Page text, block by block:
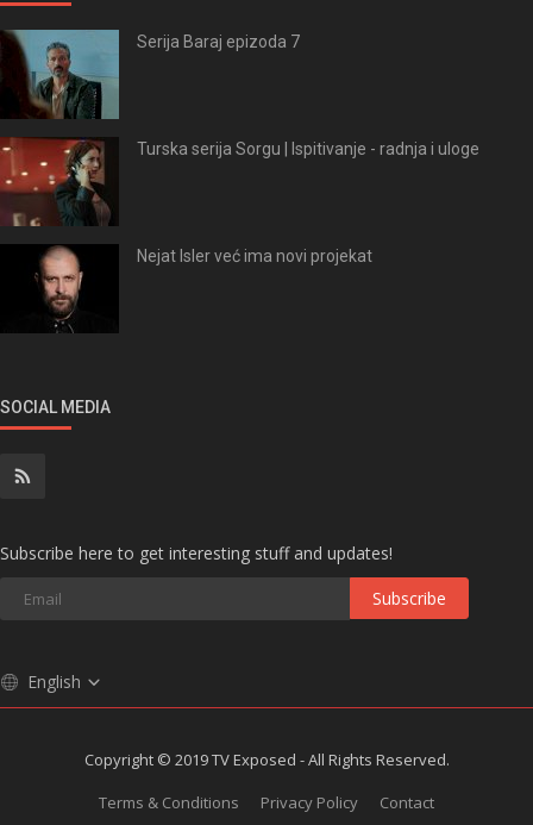
Serija Baraj epizoda 7
Turska serija Sorgu | Ispitivanje - radnja i uloge
Nejat Isler već ima novi projekat
SOCIAL MEDIA
Subscribe here to get interesting stuff and updates!
Subscribe
English
Copyright © 2019 TV Exposed - All Rights Reserved.
Terms & Conditions
Privacy Policy Contact